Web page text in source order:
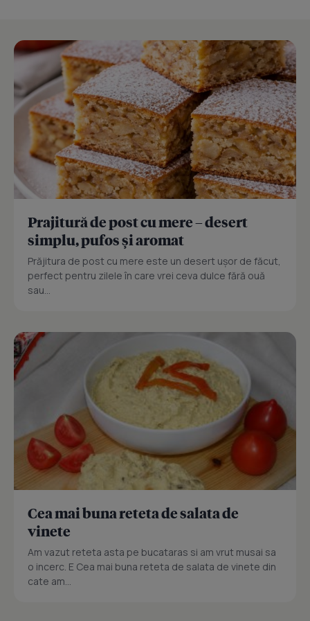
Prajitură de post cu mere – desert
simplu, pufos și aromat
Prăjitura de post cu mere este un desert ușor de făcut,
perfect pentru zilele în care vrei ceva dulce fără ouă
sau...
Cea mai buna reteta de salata de
vinete
Am vazut reteta asta pe bucataras si am vrut musai sa
o incerc. E Cea mai buna reteta de salata de vinete din
cate am...